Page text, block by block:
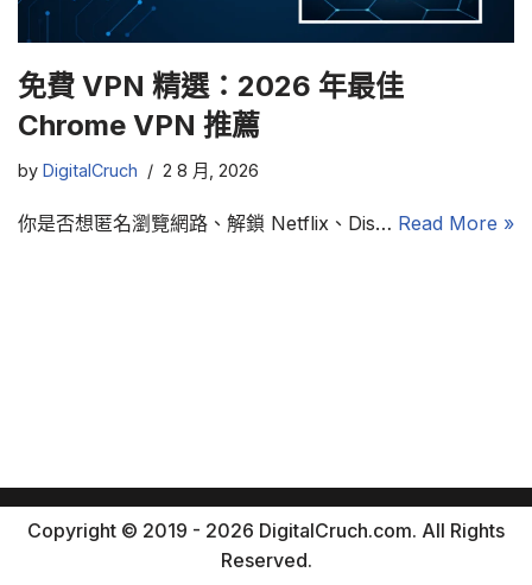
免費 VPN 精選：2026 年最佳
Chrome VPN 推薦
by DigitalCruch 2 8 月, 2026
你是否想匿名瀏覽網路、解鎖 Netflix、Dis… Read More »
Copyright © 2019 - 2026 DigitalCruch.com. All Rights
Reserved.